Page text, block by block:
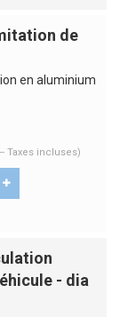
de
en aluminium
Taxes incluses)
- dia